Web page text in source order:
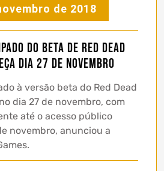
de 2018
do beta de Red Dead
dia 27 de Novembro
à versão beta do Red Dead
dia 27 de novembro, com
até o acesso público
novembro, anunciou a